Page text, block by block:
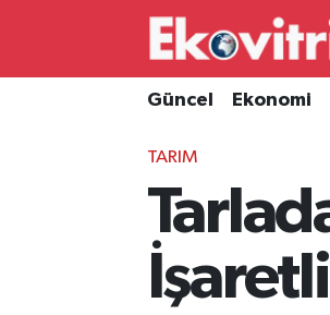
Güncel Ekonomi
TARIM
Güncel
Borsa Haberleri
Hava Durumu
Süper Lig Puan Durumu ve
Tüm Manşetler
Son Dakika Haberleri